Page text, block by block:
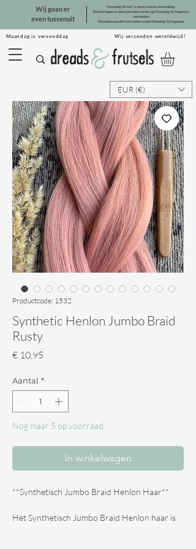
Maandag is verzenddag Wij verzenden wereldwijd!
Wij gaan er
even tussenuit
Maandag 20 Juli is onze laatste verzenddag.
Bestellingen na deze periode worden op Maandag 10 Augustus
verzonden.
*Dreadsets worden verzonden vanaf Maandag 31 Augustus.
EUR (€)
Productcode: 1532
Synthetic Henlon Jumbo Braid
Rusty
€ 10,95
Aantal *
Nog maar 5 op voorraad
In winkelwagen
**Synthetisch Jumbo Braid Henlon Haar**
Het Synthetisch Jumbo Braid Henlon haar is